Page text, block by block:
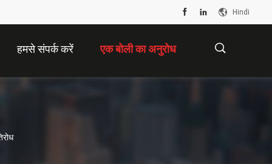
Hindi
हमसे संपर्क करें एक बोली का अनुरोध